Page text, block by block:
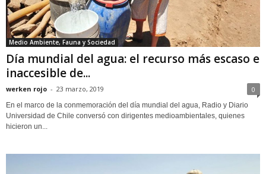
Medio Ambiente, Fauna y Sociedad
Día mundial del agua: el recurso más escaso e
inaccesible de...
werken rojo - 23 marzo, 2019 0
En el marco de la conmemoración del día mundial del agua, Radio y Diario
Universidad de Chile conversó con dirigentes medioambientales, quienes
hicieron un...